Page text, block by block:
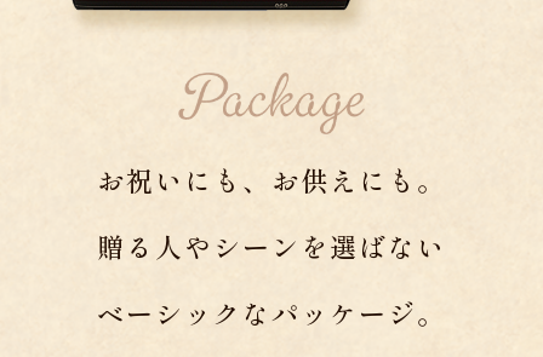
お祝いにも、お供えにも。
贈る人やシーンを選ばない
ベーシックなパッケージ。